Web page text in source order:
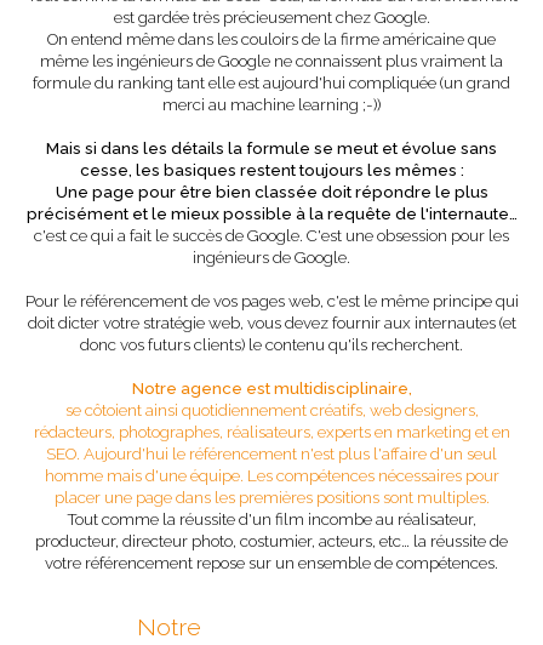
est gardée très précieusement chez Google.
On entend même dans les couloirs de la firme américaine que
même les ingénieurs de Google ne connaissent plus vraiment la
formule du ranking tant elle est aujourd'hui compliquée (un grand
merci au machine learning ;-))
Mais si dans les détails la formule se meut et évolue sans
cesse, les basiques restent toujours les mêmes :
Une page pour être bien classée doit répondre le plus
précisément et le mieux possible à la requête de l'internaute…
c'est ce qui a fait le succès de Google. C'est une obsession pour les
ingénieurs de Google.
Pour le référencement de vos pages web, c'est le même principe qui
doit dicter votre stratégie web, vous devez fournir aux internautes (et
donc vos futurs clients) le contenu qu'ils recherchent.
Notre agence est multidisciplinaire,
se côtoient ainsi quotidiennement créatifs, web designers,
rédacteurs, photographes, réalisateurs, experts en marketing et en
SEO. Aujourd'hui le référencement n'est plus l'affaire d'un seul
homme mais d'une équipe. Les compétences nécessaires pour
placer une page dans les premières positions sont multiples.
Tout comme la réussite d'un film incombe au réalisateur,
producteur, directeur photo, costumier, acteurs, etc… la réussite de
votre référencement repose sur un ensemble de compétences.
Notre